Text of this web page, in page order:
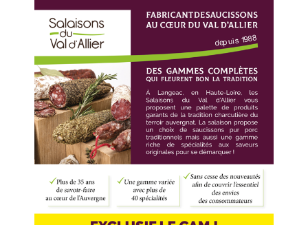
Accéder au site